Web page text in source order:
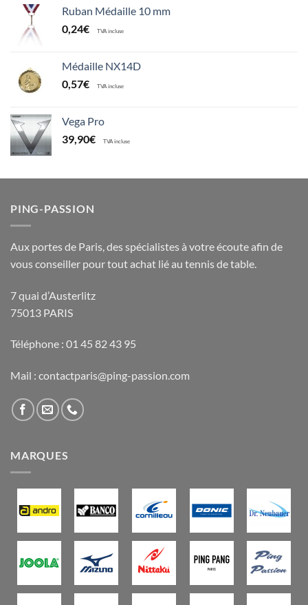
Ruban Médaille 10 mm
0,24€ TVA incluse
Médaille NX14D
0,57€ TVA incluse
Vega Pro
39,90€ TVA incluse
PING-PASSION
Aux portes de Paris, des spécialistes à votre écoute afin de
vous conseiller pour tout achat lié au tennis de table.
7 quai d’Austerlitz
75013 PARIS
Téléphone : 01 45 82 43 95
Mail : contactparis@ping-passion.com
MARQUES